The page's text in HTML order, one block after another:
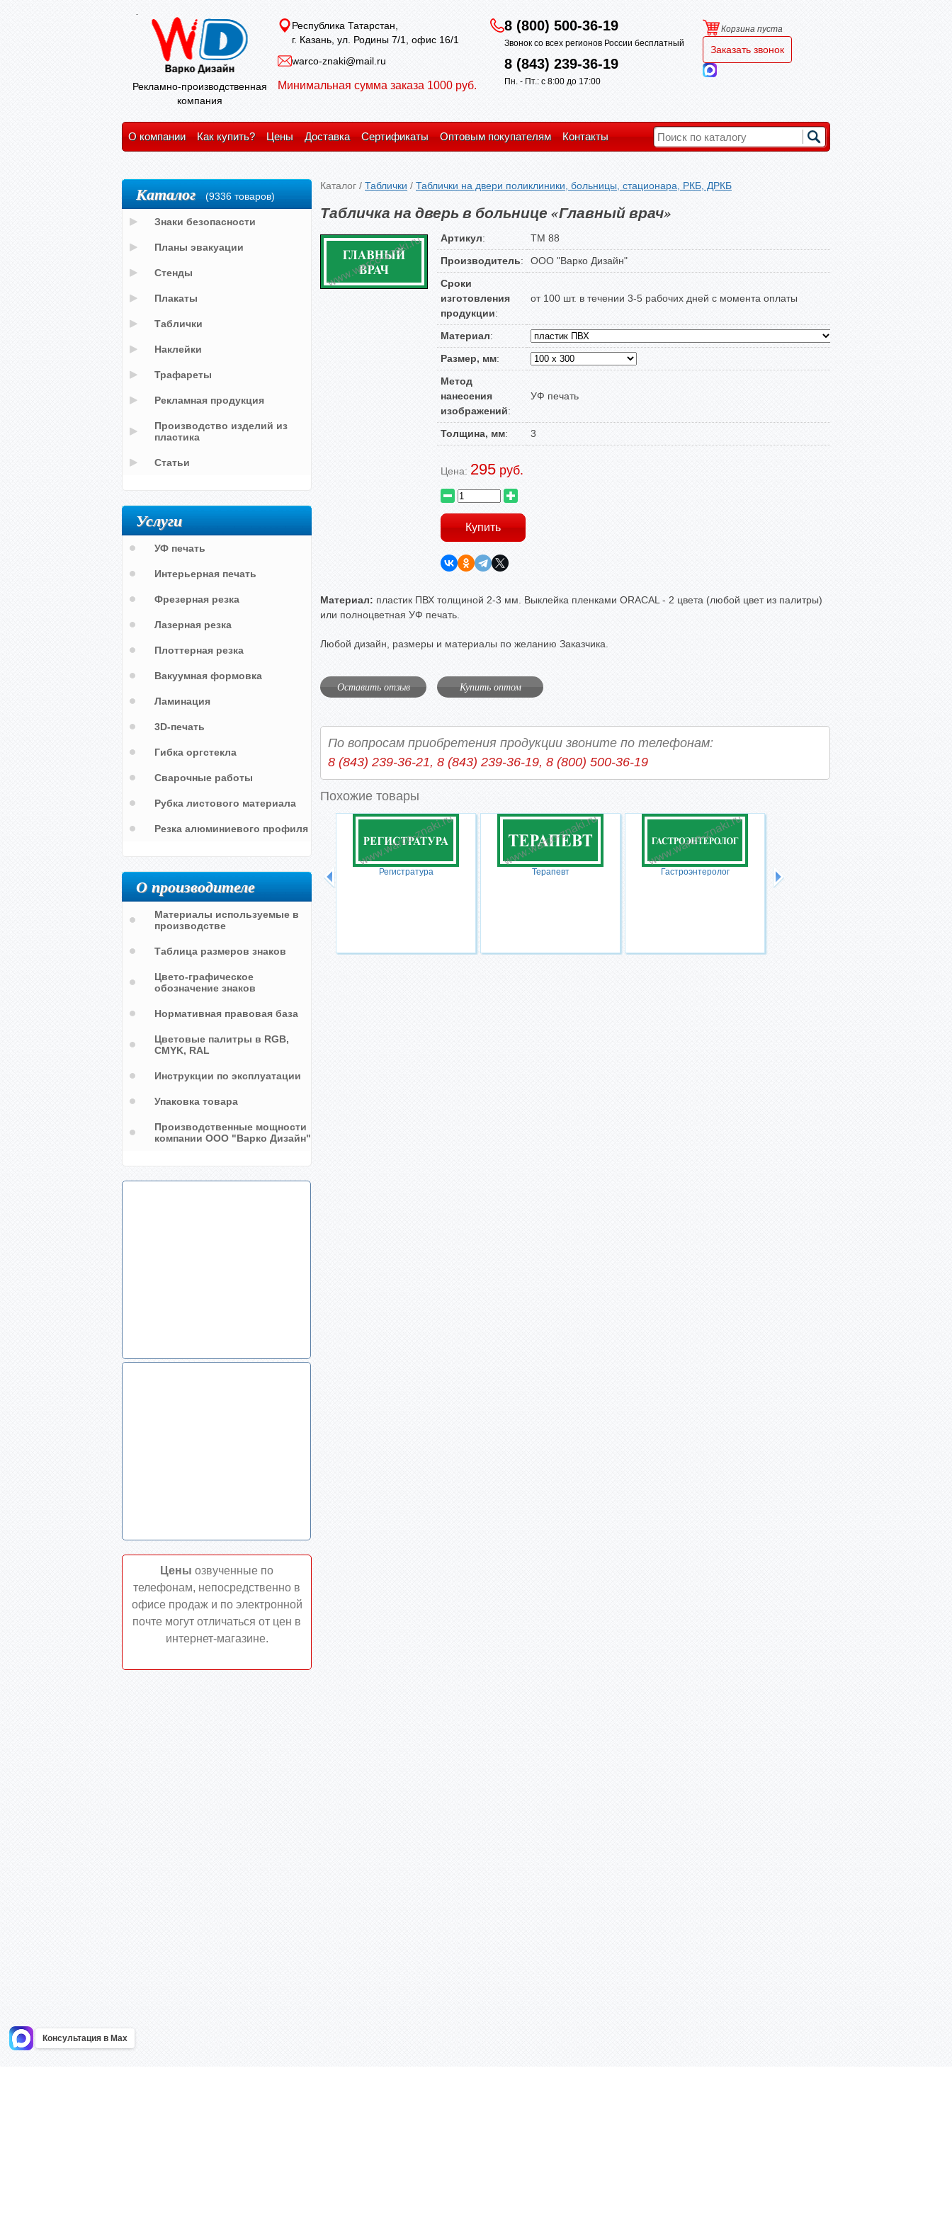
Рекламно-производственная
компания
Республика Татарстан,
г. Казань, ул. Родины 7/1, офис 16/1
warco-znaki@mail.ru
Минимальная сумма заказа 1000 руб.
8 (800) 500-36-19
Звонок со всех регионов России бесплатный
8 (843) 239-36-19
Пн. - Пт.: с 8:00 до 17:00
Корзина пуста
Заказать звонок
О компании Как купить? Цены Доставка Сертификаты Оптовым покупателям Контакты
Каталог / Таблички / Таблички на двери поликлиники, больницы, стационара, РКБ, ДРКБ
Табличка на дверь в больнице «Главный врач»
Артикул:
TM 88
Производитель:
ООО "Варко Дизайн"
Сроки
изготовления
продукции:
от 100 шт. в течении 3-5 рабочих дней с момента оплаты
Материал:
Размер, мм:
Метод
нанесения
изображений:
УФ печать
Толщина, мм: 3
Цена: 295 руб.
Материал: пластик ПВХ толщиной 2-3 мм. Выклейка пленками ORACAL - 2 цвета (любой цвет из палитры)
или полноцветная УФ печать.
Любой дизайн, размеры и материалы по желанию Заказчика.
Оставить отзыв Купить оптом
По вопросам приобретения продукции звоните по телефонам:
8 (843) 239-36-21, 8 (843) 239-36-19, 8 (800) 500-36-19
Похожие товары
Регистратура Терапевт Гастроэнтеролог
Каталог (9336 товаров)
Знаки безопасности
Планы эвакуации
Стенды
Плакаты
Таблички
Наклейки
Трафареты
Рекламная продукция
Производство изделий из
пластика
Статьи
Услуги
УФ печать
Интерьерная печать
Фрезерная резка
Лазерная резка
Плоттерная резка
Вакуумная формовка
Ламинация
3D-печать
Гибка оргстекла
Сварочные работы
Рубка листового материала
Резка алюминиевого профиля
О производителе
Материалы используемые в
производстве
Таблица размеров знаков
Цвето-графическое
обозначение знаков
Нормативная правовая база
Цветовые палитры в RGB,
CMYK, RAL
Инструкции по эксплуатации
Упаковка товара
Производственные мощности
компании ООО "Варко Дизайн"
Цены озвученные по
телефонам, непосредственно в
офисе продаж и по электронной
почте могут отличаться от цен в
интернет-магазине.
Консультация в Max